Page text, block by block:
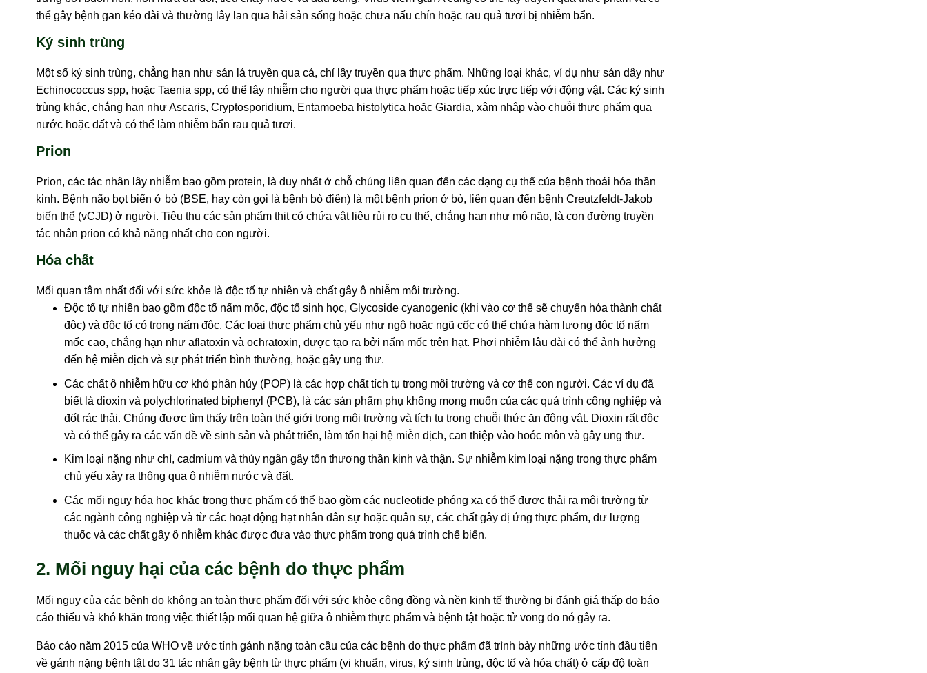
thể gây bệnh gan kéo dài và thường lây lan qua hải sản sống hoặc chưa nấu chín hoặc rau quả tươi bị nhiễm bẩn.
Ký sinh trùng
Một số ký sinh trùng, chẳng hạn như sán lá truyền qua cá, chỉ lây truyền qua thực phẩm. Những loại khác, ví dụ như sán dây như
Echinococcus spp, hoặc Taenia spp, có thể lây nhiễm cho người qua thực phẩm hoặc tiếp xúc trực tiếp với động vật. Các ký sinh
trùng khác, chẳng hạn như Ascaris, Cryptosporidium, Entamoeba histolytica hoặc Giardia, xâm nhập vào chuỗi thực phẩm qua
nước hoặc đất và có thể làm nhiễm bẩn rau quả tươi.
Prion
Prion, các tác nhân lây nhiễm bao gồm protein, là duy nhất ở chỗ chúng liên quan đến các dạng cụ thể của bệnh thoái hóa thần
kinh. Bệnh não bọt biển ở bò (BSE, hay còn gọi là bệnh bò điên) là một bệnh prion ở bò, liên quan đến bệnh Creutzfeldt-Jakob
biến thể (vCJD) ở người. Tiêu thụ các sản phẩm thịt có chứa vật liệu rủi ro cụ thể, chẳng hạn như mô não, là con đường truyền
tác nhân prion có khả năng nhất cho con người.
Hóa chất
Mối quan tâm nhất đối với sức khỏe là độc tố tự nhiên và chất gây ô nhiễm môi trường.
Độc tố tự nhiên bao gồm độc tố nấm mốc, độc tố sinh học, Glycoside cyanogenic (khi vào cơ thể sẽ chuyển hóa thành chất
độc) và độc tố có trong nấm độc. Các loại thực phẩm chủ yếu như ngô hoặc ngũ cốc có thể chứa hàm lượng độc tố nấm
mốc cao, chẳng hạn như aflatoxin và ochratoxin, được tạo ra bởi nấm mốc trên hạt. Phơi nhiễm lâu dài có thể ảnh hưởng
đến hệ miễn dịch và sự phát triển bình thường, hoặc gây ung thư.
Các chất ô nhiễm hữu cơ khó phân hủy (POP) là các hợp chất tích tụ trong môi trường và cơ thể con người. Các ví dụ đã
biết là dioxin và polychlorinated biphenyl (PCB), là các sản phẩm phụ không mong muốn của các quá trình công nghiệp và
đốt rác thải. Chúng được tìm thấy trên toàn thế giới trong môi trường và tích tụ trong chuỗi thức ăn động vật. Dioxin rất độc
và có thể gây ra các vấn đề về sinh sản và phát triển, làm tổn hại hệ miễn dịch, can thiệp vào hoóc môn và gây ung thư.
Kim loại nặng như chì, cadmium và thủy ngân gây tổn thương thần kinh và thận. Sự nhiễm kim loại nặng trong thực phẩm
chủ yếu xảy ra thông qua ô nhiễm nước và đất.
Các mối nguy hóa học khác trong thực phẩm có thể bao gồm các nucleotide phóng xạ có thể được thải ra môi trường từ
các ngành công nghiệp và từ các hoạt động hạt nhân dân sự hoặc quân sự, các chất gây dị ứng thực phẩm, dư lượng
thuốc và các chất gây ô nhiễm khác được đưa vào thực phẩm trong quá trình chế biến.
2. Mối nguy hại của các bệnh do thực phẩm
Mối nguy của các bệnh do không an toàn thực phẩm đối với sức khỏe cộng đồng và nền kinh tế thường bị đánh giá thấp do báo
cáo thiếu và khó khăn trong việc thiết lập mối quan hệ giữa ô nhiễm thực phẩm và bệnh tật hoặc tử vong do nó gây ra.
Báo cáo năm 2015 của WHO về ước tính gánh nặng toàn cầu của các bệnh do thực phẩm đã trình bày những ước tính đầu tiên
về gánh nặng bệnh tật do 31 tác nhân gây bệnh từ thực phẩm (vi khuẩn, virus, ký sinh trùng, độc tố và hóa chất) ở cấp độ toàn